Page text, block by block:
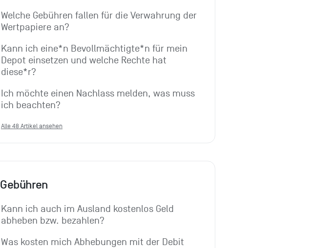
Welche Gebühren fallen für die Verwahrung der
Wertpapiere an?
Kann ich eine*n Bevollmächtigte*n für mein
Depot einsetzen und welche Rechte hat
diese*r?
Ich möchte einen Nachlass melden, was muss
ich beachten?
Alle 48 Artikel ansehen
Gebühren
Kann ich auch im Ausland kostenlos Geld
abheben bzw. bezahlen?
Was kosten mich Abhebungen mit der Debit